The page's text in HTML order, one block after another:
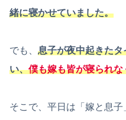
緒に寝かせていました。
でも、 息子が夜中起きた
い、僕も嫁も皆が寝られ
そこで、平日は「嫁と息